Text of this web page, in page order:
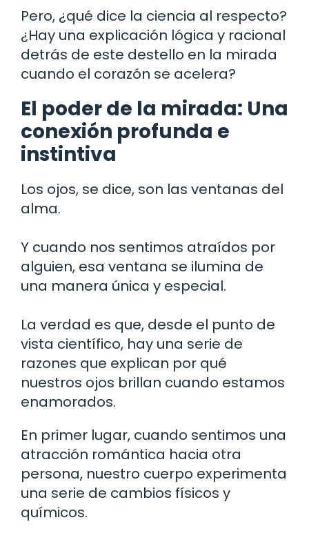
Pero, ¿qué dice la ciencia al respecto?
¿Hay una explicación lógica y racional
detrás de este destello en la mirada
cuando el corazón se acelera?
El poder de la mirada: Una
conexión profunda e
instintiva
Los ojos, se dice, son las ventanas del
alma.
Y cuando nos sentimos atraídos por
alguien, esa ventana se ilumina de
una manera única y especial.
La verdad es que, desde el punto de
vista científico, hay una serie de
razones que explican por qué
nuestros ojos brillan cuando estamos
enamorados.
En primer lugar, cuando sentimos una
atracción romántica hacia otra
persona, nuestro cuerpo experimenta
una serie de cambios físicos y
químicos.